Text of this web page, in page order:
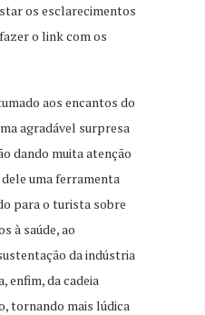
os esclarecimentos
o link com os
aos encantos do
agradável surpresa
dando muita atenção
uma ferramenta
para o turista sobre
à saúde, ao
da indústria
enfim, da cadeia
tornando mais lúdica